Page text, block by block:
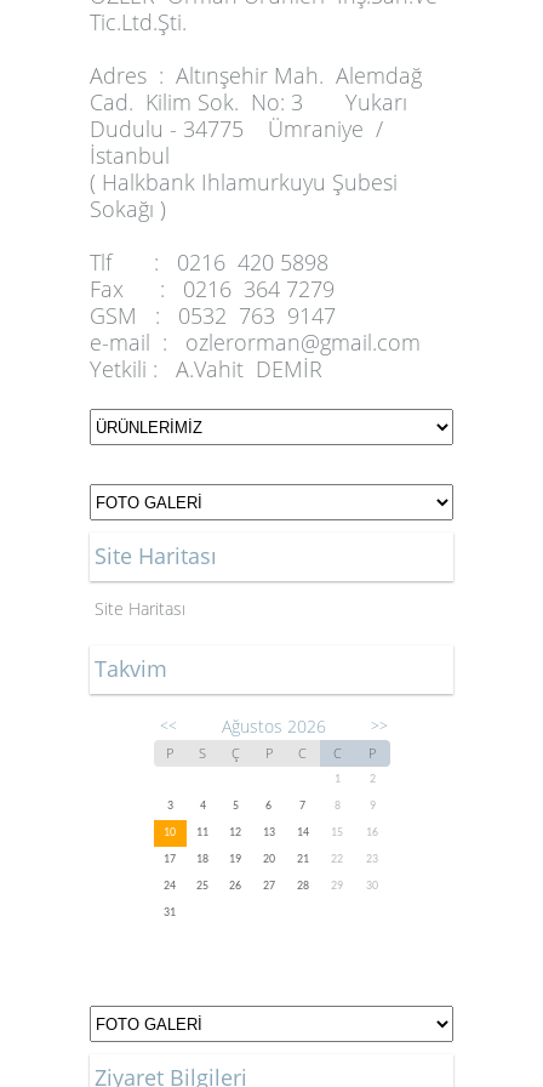
Tic.Ltd.Şti.
Adres : Altınşehir Mah. Alemdağ
Cad. Kilim Sok. No: 3 Yukarı
Dudulu - 34775 Ümraniye /
İstanbul
( Halkbank Ihlamurkuyu Şubesi
Sokağı )
Tlf :
0216 420 5898
Fax :
0216 364 7279
GSM :
0532 763 9147
e-mail :
ozlerorman@gmail.com
Yetkili :
A.Vahit DEMİR
Site Haritası
Site Haritası
Takvim
<< Ağustos 2026 >>
P S Ç P C C P
1
2
3
4 5 6 7 8
9
10
11 12 13 14 15
16
17
18 19 20 21 22
23
24
25 26 27 28 29
30
31
Ziyaret Bilgileri